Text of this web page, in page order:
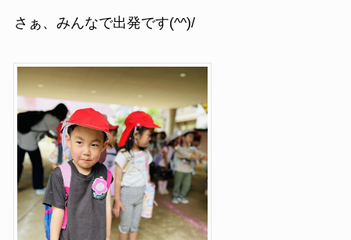
さぁ、みんなで出発です(^^)/